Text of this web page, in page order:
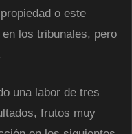
o este
los tribunales, pero
una labor de tres
frutos muy